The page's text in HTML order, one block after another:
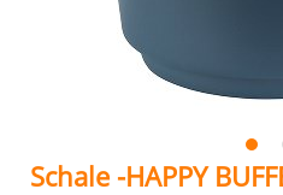
Schale -HAPPY